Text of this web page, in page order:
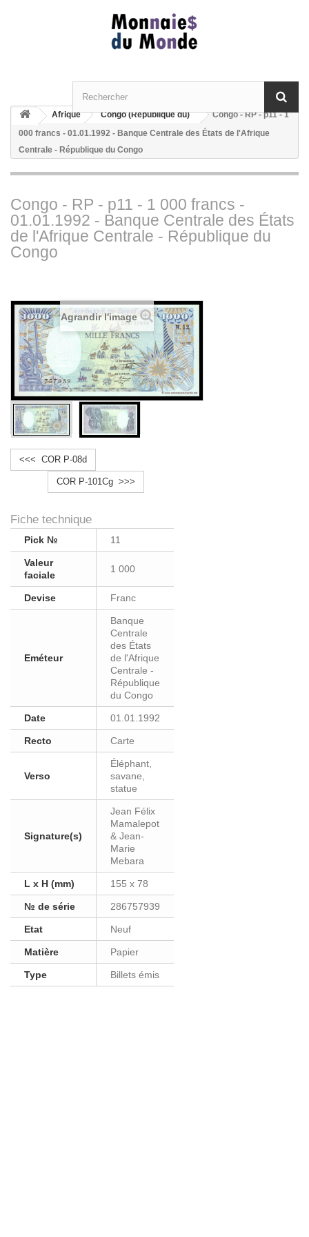
Afrique Congo (République du)
Congo - RP - p11 - 1
000 francs - 01.01.1992 - Banque Centrale des États de l'Afrique
Centrale - République du Congo
Congo - RP - p11 - 1 000 francs -
01.01.1992 - Banque Centrale des États
de l'Afrique Centrale - République du
Congo
Agrandir l'image
<<< COR P-08d
COR P-101Cg >>>
Fiche technique
Pick № 11
Valeur
faciale
1 000
Devise Franc
Eméteur
Banque
Centrale
des États
de l'Afrique
Centrale -
République
du Congo
Date 01.01.1992
Recto Carte
Verso
Éléphant,
savane,
statue
Signature(s)
Jean Félix
Mamalepot
& Jean-
Marie
Mebara
L x H (mm) 155 x 78
№ de série 286757939
Etat Neuf
Matière Papier
Type Billets émis